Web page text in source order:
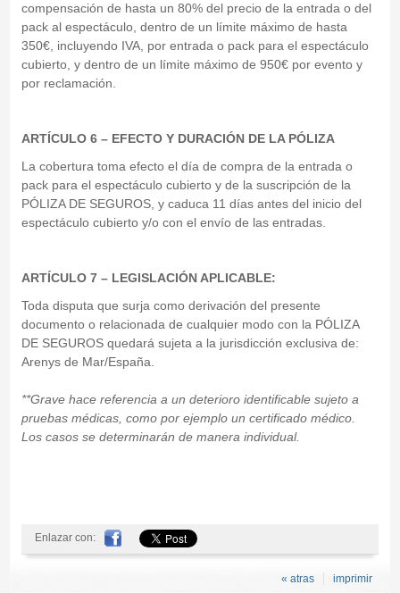
compensación de hasta un 80% del precio de la entrada o del
pack al espectáculo, dentro de un límite máximo de hasta
350€, incluyendo IVA, por entrada o pack para el espectáculo
cubierto, y dentro de un límite máximo de 950€ por evento y
por reclamación.
ARTÍCULO 6 – EFECTO Y DURACIÓN DE LA PÓLIZA
La cobertura toma efecto el día de compra de la entrada o
pack para el espectáculo cubierto y de la suscripción de la
PÓLIZA DE SEGUROS, y caduca 11 días antes del inicio del
espectáculo cubierto y/o con el envío de las entradas.
ARTÍCULO 7 – LEGISLACIÓN APLICABLE:
Toda disputa que surja como derivación del presente
documento o relacionada de cualquier modo con la PÓLIZA
DE SEGUROS quedará sujeta a la jurisdicción exclusiva de:
Arenys de Mar/España.
**Grave hace referencia a un deterioro identificable sujeto a
pruebas médicas, como por ejemplo un certificado médico.
Los casos se determinarán de manera individual.
Enlazar con:
imprimir
« atras